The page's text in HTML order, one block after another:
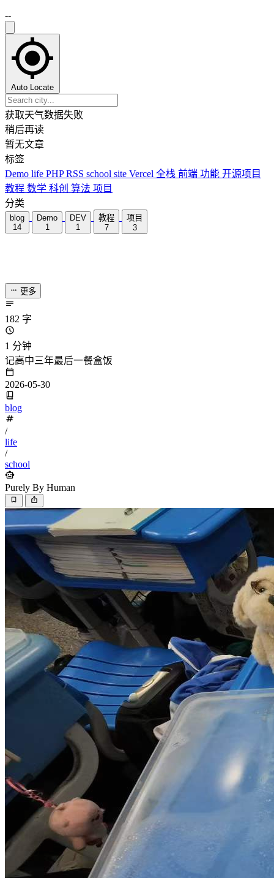
--
Auto Locate
获取天气数据失败
稍后再读
暂无文章
标签
Demo life PHPRSS school site Vercel 全栈 前端 功能 开源项目
教程 数学 科创 算法 项目
分类
blog
14
Demo
1
DEV
1
教程
7
项目
3
更多
182 字
1 分钟
记高中三年最后一餐盒饭
2026-05-30
blog
/
life
/
school
Purely By Human